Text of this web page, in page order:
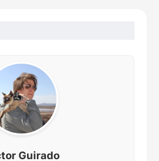
Guirado